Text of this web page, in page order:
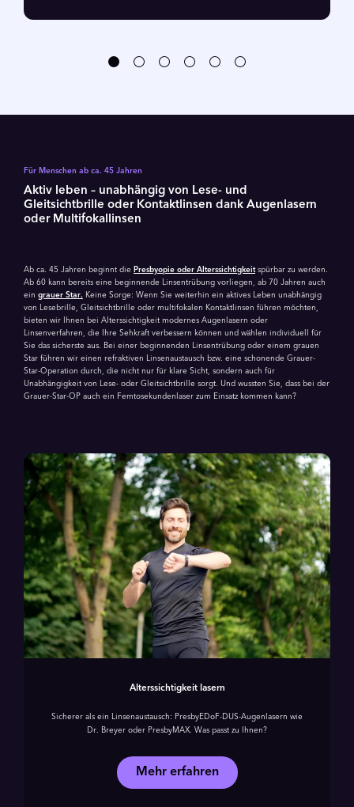
Für Menschen ab ca. 45 Jahren
Aktiv leben – unabhängig von Lese- und
Gleitsichtbrille oder Kontakt­linsen dank Augen­lasern
oder Multifokal­linsen
Ab ca. 45 Jahren beginnt die Presbyopie oder Alterssichtigkeitspürbar zu werden.
Ab 60 kann bereits eine beginnende Linsentrübung vorliegen, ab 70 Jahren auch
ein grauer Star. Keine Sorge: Wenn Sie weiterhin ein aktives Leben unabhängig
von Lesebrille, Gleitsichtbrille oder multifokalen Kontaktlinsen führen möchten,
bieten wir Ihnen bei Alterssichtigkeit modernes Augenlasern oder
Linsenverfahren, die Ihre Sehkraft verbessern können und wählen individuell für
Sie das sicherste aus. Bei einer beginnenden Linsentrübung oder einem grauen
Star führen wir einen refraktiven Linsenaustausch bzw. eine schonende Grauer-
Star-Operation durch, die nicht nur für klare Sicht, sondern auch für
Unabhängigkeit von Lese- oder Gleitsichtbrille sorgt. Und wussten Sie, dass bei der
Grauer-Star-OP auch ein Femtosekundenlaser zum Einsatz kommen kann?
Alters­sichtigkeit lasern
Sicherer als ein Linsenaustausch: PresbyEDoF-DUS-Augenlasern wie
Dr. Breyer oder PresbyMAX. Was passt zu Ihnen?
Mehr erfahren